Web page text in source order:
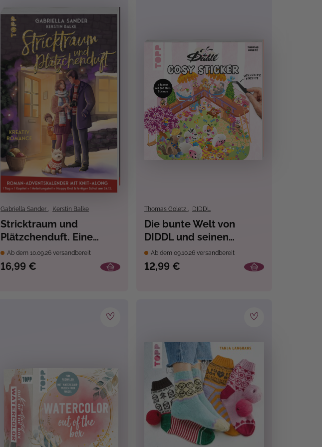
Gabriella Sander , Kerstin Balke
Stricktraum und
Plätzchenduft. Eine
Kreativ-Romance. Mit
Muster-Schal-Knit-
Ab dem 10.09.26 versandbereit
16,99 €
Thomas Goletz , DIDDL
Die bunte Welt von
DIDDL und seinen
Freunden - Cosy Sticker
Ab dem 09.10.26 versandbereit
12,99 €